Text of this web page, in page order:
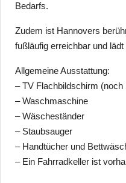
Bedarfs.
Zudem ist Hannovers
fußläufig erreichbar und
Allgemeine Ausstattung:
– TV Flachbildschirm
– Waschmaschine
– Wäscheständer
– Staubsauger
– Handtücher und
– Ein Fahrradkeller ist